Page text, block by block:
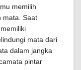
memilih
mata. Saat
mata dari
dalam jangka
pintar